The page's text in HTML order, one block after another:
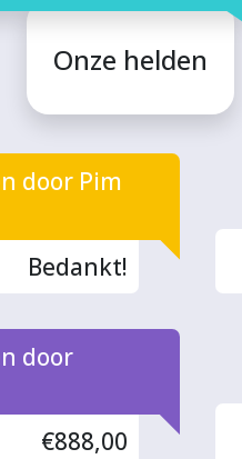
Onze helden
door Pim
Bedankt!
door
€888,00